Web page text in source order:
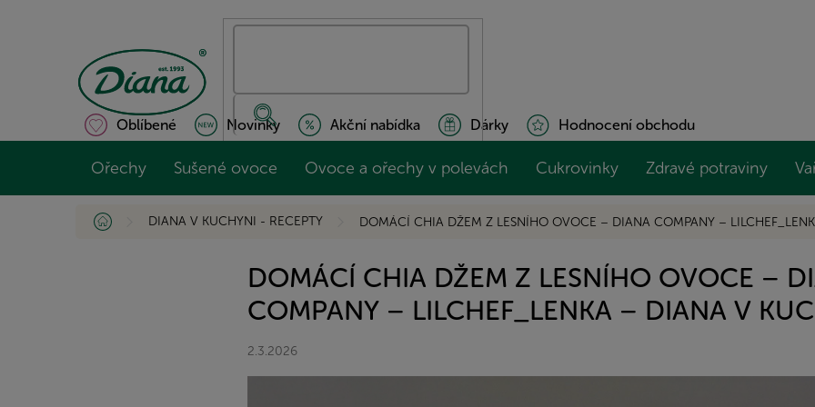
Oblíbené Novinky Akční nabídka Dárky Hodnocení obchodu
Ořechy Sušené ovoce Ovoce a ořechy v polevách Cukrovinky Zdravé potraviny
Domů DIANA V KUCHYNI - RECEPTY DOMÁCÍ CHIA DŽEM Z LESNÍHO OVOCE – DIANA COMPANY –
DOMÁCÍ CHIA DŽEM Z LESNÍHO OVOCE –
COMPANY – LILCHEF_LENKA – DIANA V
2.3.2026